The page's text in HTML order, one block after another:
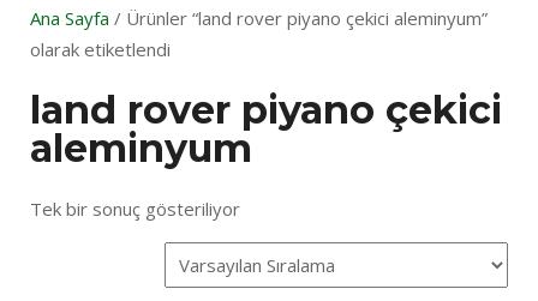
Ana Sayfa / Ürünler “land rover piyano çekici aleminyum”
olarak etiketlendi
land rover piyano çekici
aleminyum
Tek bir sonuç gösteriliyor